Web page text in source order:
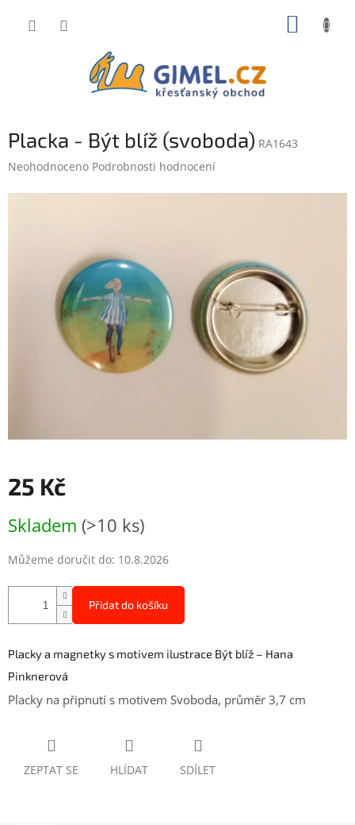
Placka - Být blíž (svoboda) RA1643
Průměrné
produktu
Neohodnoceno Podrobnosti hodnocení
25 Kč
cena:
Skladem (>10 ks)
Můžeme doručit do: 10.8.2026
Přidat do košíku
Placky a magnetky s motivem ilustrace Být blíž – Hana
Pinknerová
Placky na připnutí s motivem Svoboda, průměr 3,7 cm
ZEPTAT SE HLÍDAT SDÍLET